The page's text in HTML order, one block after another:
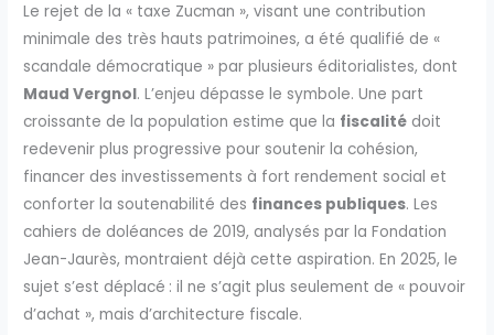
Le rejet de la « taxe Zucman », visant une contribution
minimale des très hauts patrimoines, a été qualifié de «
scandale démocratique » par plusieurs éditorialistes, dont
Maud Vergnol. L’enjeu dépasse le symbole. Une part
croissante de la population estime que la fiscalité doit
redevenir plus progressive pour soutenir la cohésion,
financer des investissements à fort rendement social et
conforter la soutenabilité des finances publiques. Les
cahiers de doléances de 2019, analysés par la Fondation
Jean-Jaurès, montraient déjà cette aspiration. En 2025, le
sujet s’est déplacé : il ne s’agit plus seulement de « pouvoir
d’achat », mais d’architecture fiscale.